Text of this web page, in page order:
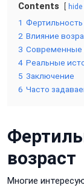
Contents hide
1
2 Влияние
3
4 Реальные
5 Заключение
6 Часто
возраст
Многие